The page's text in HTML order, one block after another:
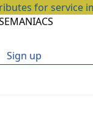
for service
Sign up